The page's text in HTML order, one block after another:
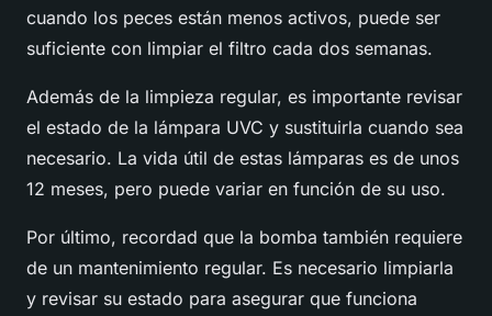
cuando los peces están menos activos, puede ser
suficiente con limpiar el filtro cada dos semanas.
Además de la limpieza regular, es importante revisar
el estado de la lámpara UVC y sustituirla cuando sea
necesario. La vida útil de estas lámparas es de unos
12 meses, pero puede variar en función de su uso.
Por último, recordad que la bomba también requiere
de un mantenimiento regular. Es necesario limpiarla
y revisar su estado para asegurar que funciona